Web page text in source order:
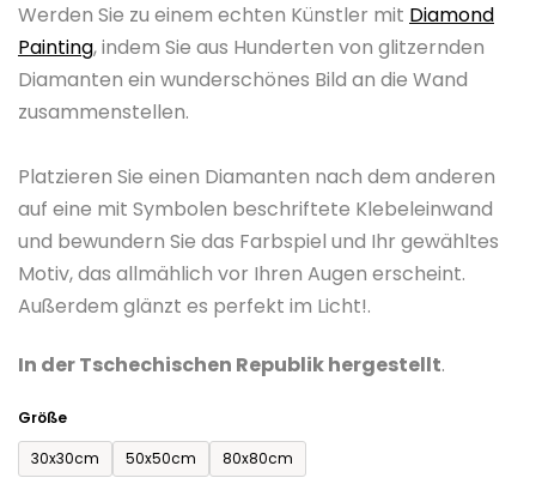
Werden Sie zu einem echten Künstler mit Diamond
Painting, indem Sie aus Hunderten von glitzernden
Diamanten ein wunderschönes Bild an die Wand
zusammenstellen.
Platzieren Sie einen Diamanten nach dem anderen
auf eine mit Symbolen beschriftete Klebeleinwand
und bewundern Sie das Farbspiel und Ihr gewähltes
Motiv, das allmählich vor Ihren Augen erscheint.
Außerdem glänzt es perfekt im Licht!.
In der Tschechischen Republik hergestellt.
Größe
30x30cm
50x50cm 80x80cm
5
Sternen.